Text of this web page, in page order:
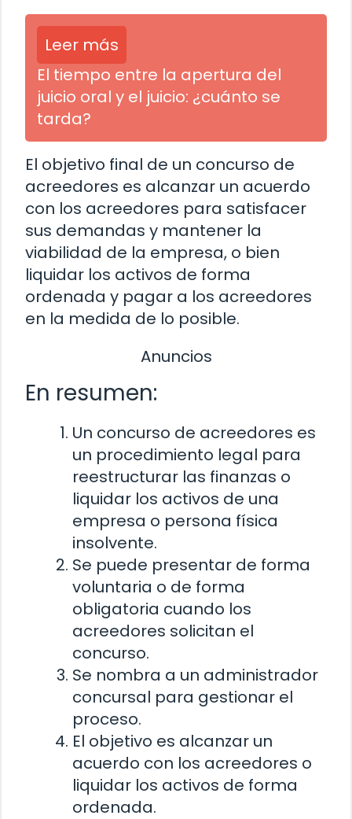
Leer más
El tiempo entre la apertura del
juicio oral y el juicio: ¿cuánto se
tarda?
El objetivo final de un concurso de
acreedores es alcanzar un acuerdo
con los acreedores para satisfacer
sus demandas y mantener la
viabilidad de la empresa, o bien
liquidar los activos de forma
ordenada y pagar a los acreedores
en la medida de lo posible.
Anuncios
En resumen:
Un concurso de acreedores es
un procedimiento legal para
reestructurar las finanzas o
liquidar los activos de una
empresa o persona física
insolvente.
Se puede presentar de forma
voluntaria o de forma
obligatoria cuando los
acreedores solicitan el
concurso.
Se nombra a un administrador
concursal para gestionar el
proceso.
El objetivo es alcanzar un
acuerdo con los acreedores o
liquidar los activos de forma
ordenada.